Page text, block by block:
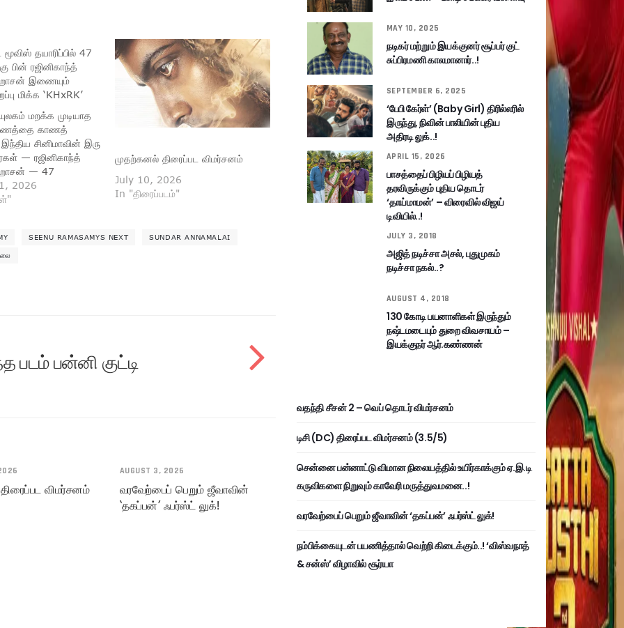
தயாரிப்பில் 47
பின் ரஜினிகாந்த்
இணையும்
மிக்க ‘KHxRK’
மறக்க முடியாத
காணத்
இந்திய சினிமாவின் இரு
— ரஜினிகாந்த்
— 47
மீண்டும் ஒரே
ஒருமுறை
சிறப்பான திரை
2026
முதற்கனல் திரைப்பட விமர்சனம்
July 10, 2026
In "திரைப்படம்"
SEENU RAMASAMYS NEXT SUNDAR ANNAMALAI
பன்னி குட்டி
திரைப்பட விமர்சனம்
AUGUST 3, 2026
வரவேற்பைப் பெறும் ஜீவாவின்
‘தகப்பன்’ ஃபர்ஸ்ட் லுக்!
MAY 10, 2025
நடிகர் மற்றும் இயக்குனர் சூப்பர் குட்
சுப்பிரமணி காலமானார்..!
SEPTEMBER 6, 2025
‘பேபி கேர்ள்’ (Baby Girl) திரில்லரில்
இருந்து, நிவின் பாலியின் புதிய
அதிரடி லுக்..!
APRIL 15, 2026
பாசத்தைப் பிழியப் பிழியத்
தரவிருக்கும் புதிய தொடர்
‘தாய்மாமன்’ – விரைவில் விஜய்
டிவியில்..!
JULY 3, 2018
அஜித் நடிச்சா அசல், புதுமுகம்
நடிச்சா நகல்..?
AUGUST 4, 2018
130 கோடி பயனாளிகள் இருந்தும்
நஷ்டமடையும் துறை விவசாயம் –
இயக்குநர் ஆர்.கண்ணன்
வதந்தி சீசன் 2 – வெப் தொடர் விமர்சனம்
டிசி (DC) திரைப்பட விமர்சனம் (3.5/5)
சென்னை பன்னாட்டு விமான நிலையத்தில் உயிர்காக்கும் ஏ.இ.டி
கருவிகளை நிறுவும் காவேரி மருத்துவமனை..!
வரவேற்பைப் பெறும் ஜீவாவின் ‘தகப்பன்’ ஃபர்ஸ்ட் லுக்!
நம்பிக்கையுடன் பயணித்தால் வெற்றி கிடைக்கும்..! ‘விஸ்வநாத்
& சன்ஸ்’ விழாவில் சூர்யா